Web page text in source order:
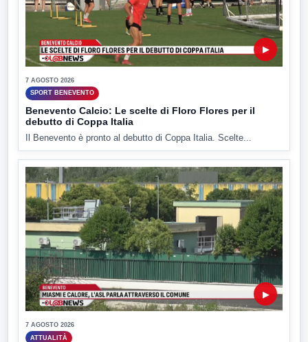
▶
7 AGOSTO 2026
SPORT BENEVENTO
Benevento Calcio: Le scelte di Floro Flores per il
debutto di Coppa Italia
Il Benevento è pronto al debutto di Coppa Italia. Scelte...
▶
7 AGOSTO 2026
ATTUALITÀ